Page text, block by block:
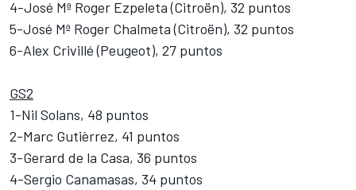
4-José Mª Roger Ezpeleta (Citroën), 32 puntos
5-José Mª Roger Chalmeta (Citroën), 32 puntos
6-Alex Crivillé (Peugeot), 27 puntos
GS2
1-Nil Solans, 48 puntos
2-Marc Gutièrrez, 41 puntos
3-Gerard de la Casa, 36 puntos
4-Sergio Canamasas, 34 puntos